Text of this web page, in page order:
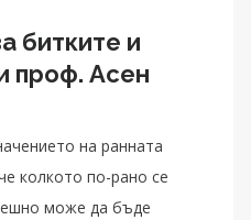
битките и
проф. Асен
на ранната
колкото по-рано се
може да бъде